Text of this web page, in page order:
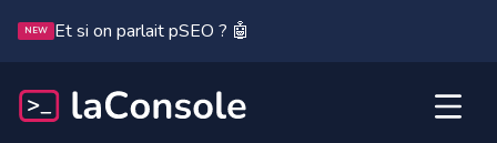
NEW Et si on parlait pSEO ? 🤖